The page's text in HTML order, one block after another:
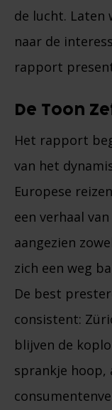
de lucht. Laten
naar de
rapport
De Toon
Het rapport
van het
Europese
een verhaal
aangezien
zich een weg
De best
consistent:
blijven de
sprankje hoop,